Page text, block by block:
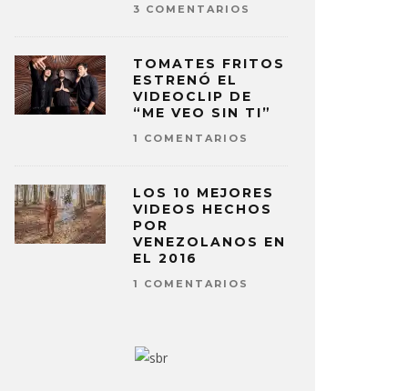
3 COMENTARIOS
TOMATES FRITOS
ESTRENÓ EL
VIDEOCLIP DE
“ME VEO SIN TI”
1 COMENTARIOS
LOS 10 MEJORES
VIDEOS HECHOS
POR
VENEZOLANOS EN
EL 2016
1 COMENTARIOS